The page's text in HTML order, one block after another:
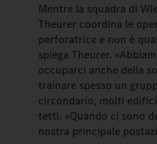
Mentre la squadra di
Theurer coordina le
perforatrice e non è
spiega Theurer.
occuparci anche della
trainare spesso un
circondario, molti
tetti. «Quando ci sono
nostra principale